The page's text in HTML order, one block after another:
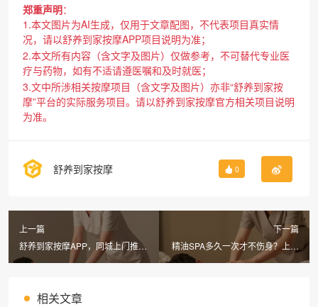
郑重声明：
1.本文图片为AI生成，仅用于文章配图，不代表项目真实情
况，请以舒养到家按摩APP项目说明为准；
2.本文所有内容（含文字及图片）仅做参考，不可替代专业医
疗与药物，如有不适请遵医嘱和及时就医；
3.文中所涉相关按摩项目（含文字及图片）亦非“舒养到家按
摩”平台的实际服务项目。请以舒养到家按摩官方相关项目说明
为准。
舒养到家按摩 0
上一篇
舒养到家按摩APP，同城上门推拿
268元起，30分钟直达！
下一篇
精油SPA多久一次才不伤身？上门
到家按摩的5个隐藏套路，舒养到
相关文章